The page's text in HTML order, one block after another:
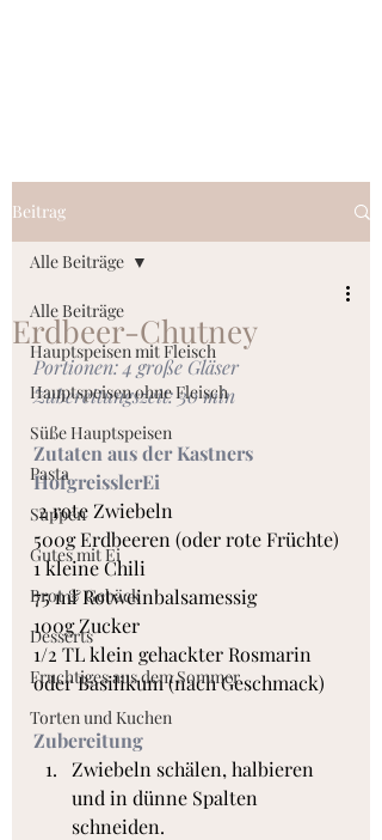
Beitrag
Alle Beiträge
Hauptspeisen mit Fleisch
Hauptspeisen ohne Fleisch
Süße Hauptspeisen
Pasta
Suppen
Gutes mit Ei
Brot & Gebäck
Desserts
Fruchtiges aus dem Sommer
Torten und Kuchen
Alle Beiträge
Erdbeer-Chutney
Portionen: 4 große Gläser
Zubereitungszeit: 30 min
Zutaten aus der Kastners
HofgreisslerEi
2 rote Zwiebeln
500g Erdbeeren (oder rote Früchte)
1 kleine Chili
75 ml Rotweinbalsamessig
100g Zucker
1/2 TL klein gehackter Rosmarin
oder Basilikum (nach Geschmack)
Zubereitung
Zwiebeln schälen, halbieren
und in dünne Spalten
schneiden.